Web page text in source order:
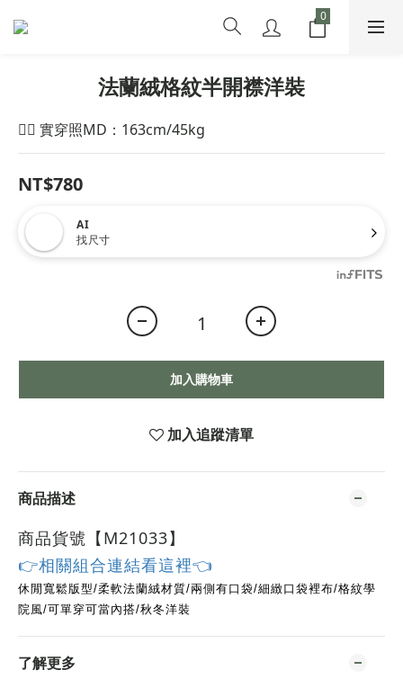
法蘭絨格紋半開襟洋裝
🙋‍♀️ 實穿照MD：163cm/45kg
NT$780
AI
找尺寸
加入購物車
加入追蹤清單
商品描述
商品貨號【M21033】
👉相關組合連結看這裡👈
休閒寬鬆版型/柔軟法蘭絨材質/兩側有口袋/細緻口袋裡布/格紋學
院風/可單穿可當內搭/秋冬洋裝
了解更多